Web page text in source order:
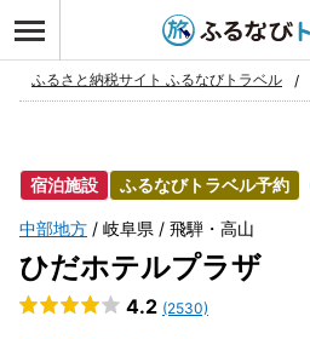
お気に入り
ふるさと納税サイト ふるなびトラベル
宿泊施設 ふるなびトラベル予約
中部地方 岐阜県 飛騨・高山
ひだホテルプラザ
4.2 (2530)